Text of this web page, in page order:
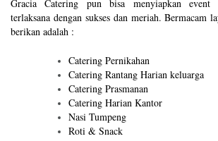
Gracia Catering pun bisa menyiapkan event
terlaksana dengan sukses dan meriah. Bermacam
berikan adalah :
Catering Pernikahan
Catering Rantang Harian keluarga
Catering Prasmanan
Catering Harian Kantor
Nasi Tumpeng
Roti & Snack